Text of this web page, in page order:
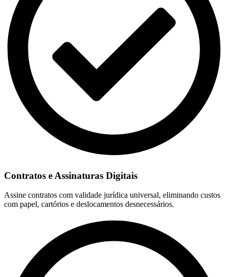
Contratos e Assinaturas Digitais
Assine contratos com validade jurídica universal, eliminando custos
com papel, cartórios e deslocamentos desnecessários.